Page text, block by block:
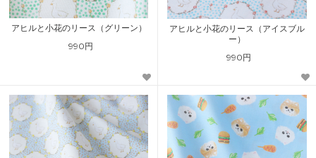
アヒルと小花のリース（グリーン）
990円
アヒルと小花のリース（アイスブル
ー）
990円